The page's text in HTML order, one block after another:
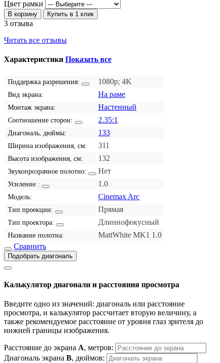
Цвет рамки
В корзину Купить в 1 клик
3 отзыва
Читать все отзывы
Характеристики Показать все
Поддержка разрешения: 1080p; 4K
Вид экрана: На раме
Монтаж экрана: Настенный
Соотношение сторон: 2.35:1
Диагональ, дюймы: 133
Ширина изображения, см: 311
Высота изображения, см: 132
Звукопрозрачное полотно: Нет
Усиление : 1.0
Модель: Cinemax Arc
Тип проекции: Прямая
Тип проектора: Длиннофокусный
Название полотна:
MattWhite MK1 1.0
Сравнить
Подобрать диагональ
Калькулятор диагонали и расстояния просмотра
Введите одно из значений: диагональ или расстояние
просмотра, и калькулятор рассчитает вторую величину, а
также рекомендуемое расстояние от уровня глаз зрителя до
нижней границы изображения.
Расстояние до экрана A, метров:
Диагональ экрана B, дюймов: